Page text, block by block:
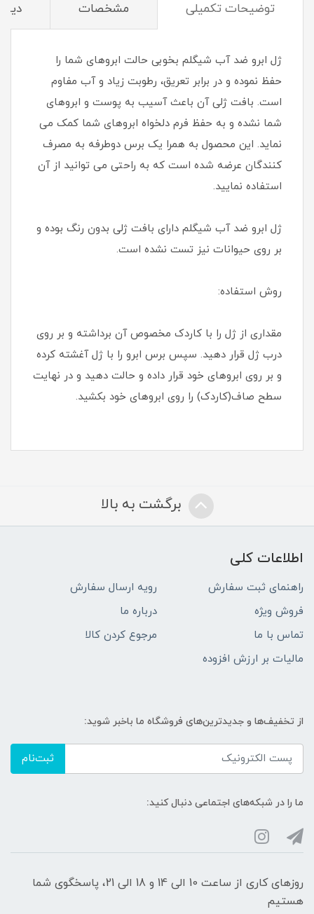
توضیحات تکمیلی مشخصات
ژل ابرو ضد آب شیگلم بخوبی حالت ابروهای شما را
حفظ نموده و در برابر تعریق، رطوبت زیاد و آب مفاوم
است. بافت ژلی آن باعث آسیب به پوست و ابروهای
شما نشده و به حفظ فرم دلخواه ابروهای شما کمک می
نماید. این محصول به همرا یک برس دوطرفه به مصرف
کنندگان عرضه شده است که به راحتی می توانید از آن
استفاده نمایید.
ژل ابرو ضد آب شیگلم دارای بافت ژلی بدون رنگ بوده و
بر روی حیوانات نیز تست نشده است.
روش استفاده:
مقداری از ژل را با کاردک مخصوص آن برداشته و بر روی
درب ژل قرار دهید. سپس برس ابرو را با ژل آغشته کرده
و بر روی ابروهای خود قرار داده و حالت دهید و در نهایت
سطح صاف(کاردک) را روی ابروهای خود بکشید.
برگشت به بالا
اطلاعات کلی
راهنمای ثبت سفارش
رویه ارسال سفارش
فروش ویژه
درباره ما
تماس با ما
مرجوع کردن کالا
مالیات بر ارزش افزوده
از تخفیف‌ها و جدیدترین‌های فروشگاه ما باخبر شوید:
ثبت‌نام
ما را در شبکه‌های اجتماعی دنبال کنید:
روزهای کاری از ساعت 10 الی 14 و 18 الی 21، پاسخگوی شما
هستیم